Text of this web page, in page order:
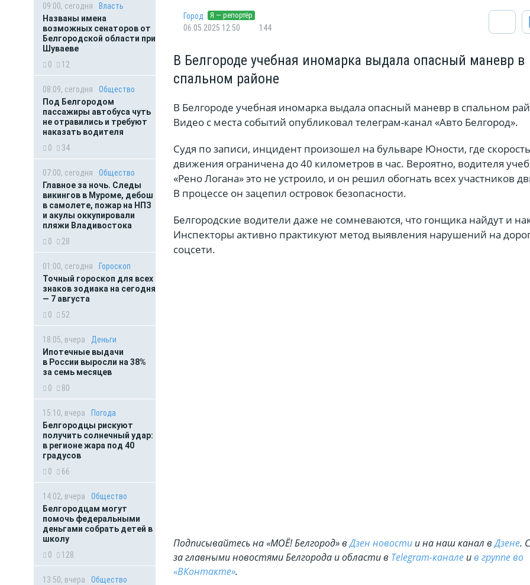
09:00, сегодня
Власть
Названы имена
возможных сенаторов от
Белгородской области при
Шуваеве
0
12
08:09, сегодня
Общество
Под Белгородом
пассажиры автобуса чуть
не отравились и требуют
наказать водителя
0
34
07:00, сегодня
Общество
Главное за ночь. Следы
викингов в Муроме, дебош
в самолете, пожар на НПЗ
и акулы оккупировали
пляжи Владивостока
0
28
01:00, сегодня
Гороскоп
Точный гороскоп для всех
знаков зодиака на сегодня
— 7 августа
0
52
18:05, вчера
Деньги
Ипотечные выдачи
в России выросли на 38%
за семь месяцев
0
80
15:10, вчера
Погода
Белгородцы рискуют
получить солнечный удар:
в регионе жара под 40
градусов
0
66
14:02, вчера
Общество
Белгородцам могут
помочь федеральными
деньгами собрать детей в
школу
0
128
13:50, вчера
Общество
Город Я — репортёр
06.05.2025 12:50 144
В Белгороде учебная иномарка выдала опасный маневр в
спальном районе
В Белгороде учебная иномарка выдала опасный маневр в спальном
Видео с места событий опубликовал телеграм-канал «Авто Белгород».
Судя по записи, инцидент произошел на бульваре Юности, где скорость
движения ограничена до 40 километров в час. Вероятно, водителя
«Рено Логана» это не устроило, и он решил обогнать всех участников
В процессе он зацепил островок безопасности.
Белгородские водители даже не сомневаются, что гонщика найдут и
Инспекторы активно практикуют метод выявления нарушений на
соцсети.
Подписывайтесь на «МОЁ! Белгород» вДзен новости и на наш канал вДзене.
за главными новостями Белгорода и области в Telegram-канале ив группе во
«ВКонтакте».